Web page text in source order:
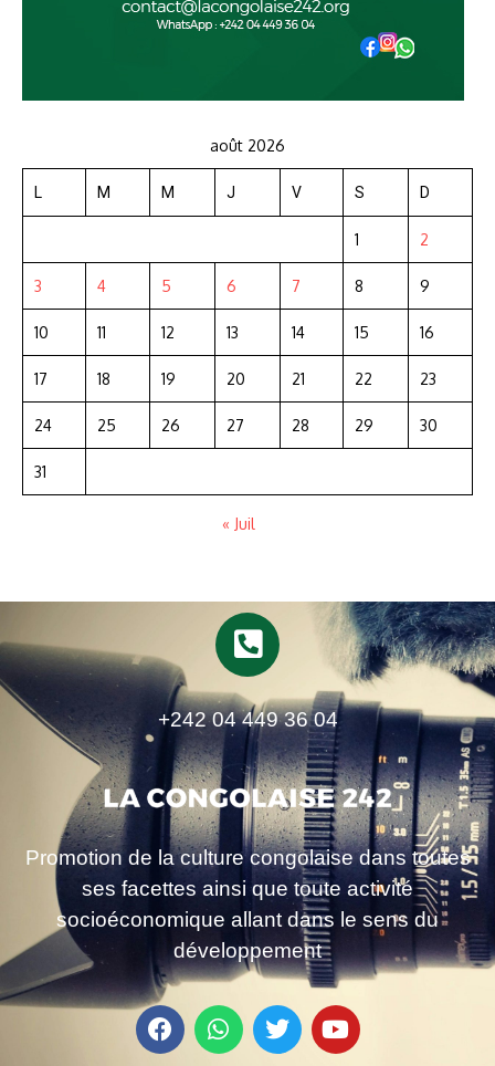
août 2026
L M M J V S D
1 2
3 4 5 6 7 8 9
10 11 12 13 14 15 16
17 18 19 20 21 22 23
24 25 26 27 28 29 30
31
« Juil
+242 04 449 36 04
Promotion de la culture congolaise dans toutes
ses facettes ainsi que toute activité
socioéconomique allant dans le sens du
développement